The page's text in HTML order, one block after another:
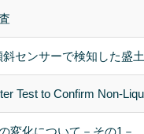
センサーで検知した盛
Test to Confirm Non-
変化について－その1